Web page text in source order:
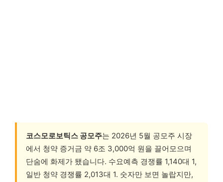
코스모로보틱스 공모주는 2026년 5월 공모주 시장
에서 청약 증거금 약 6조 3,000억 원을 끌어모으며
단숨에 화제가 됐습니다. 수요예측 경쟁률 1,140대 1,
일반 청약 경쟁률 2,013대 1. 숫자만 보면 놀랍지만,